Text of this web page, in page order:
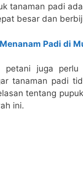
tanaman padi
besar dan
Padi di
petani juga
tanaman padi
tentang
ini.